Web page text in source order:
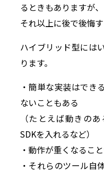
るときもありますが、
それ以上に後で後悔
ハイブリッド型には
ります。
・簡単な実装はでき
ないこともある
（たとえば動きの
SDKを入れるなど）
・動作が重くなるこ
・それらのツール自